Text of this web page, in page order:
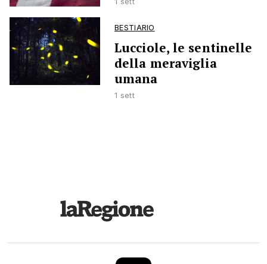
BESTIARIO
Lucciole, le sentinelle
della meraviglia
umana
1 sett